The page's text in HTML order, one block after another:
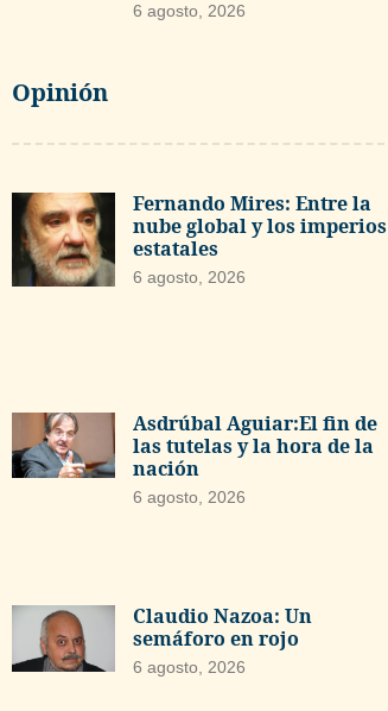
6 agosto, 2026
Opinión
Fernando Mires: Entre la
nube global y los imperios
estatales
6 agosto, 2026
Asdrúbal Aguiar:El fin de
las tutelas y la hora de la
nación
6 agosto, 2026
Claudio Nazoa: Un
semáforo en rojo
6 agosto, 2026